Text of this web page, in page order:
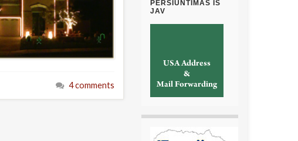
4 comments
PERSIUNTIMAS IŠ
JAV